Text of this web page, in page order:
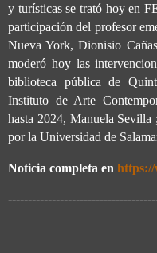
y turísticas se trató hoy en
participación del profesor
Nueva York, Dionisio
moderó hoy las
biblioteca pública de
Instituto de Arte
hasta 2024, Manuela
por la Universidad de
Noticia completa en https://